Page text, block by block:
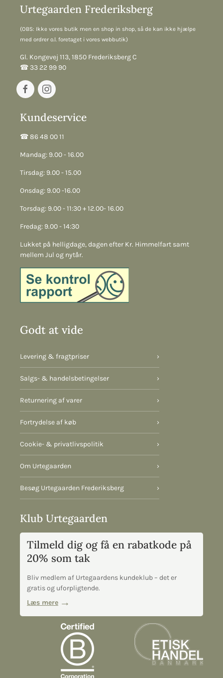
Urtegaarden Frederiksberg
(OBS: Ikke vores butik men en shop in shop, så de kan ikke hjælpe
med ordrer o.l. foretaget i vores webbutik)
Gl. Kongevej 113, 1850 Frederiksberg C
☎︎ 33 22 99 90
Kundeservice
☎︎ 86 48 00 11
Mandag: 9.00 - 16.00
Tirsdag: 9.00 - 15.00
Onsdag: 9.00 -16.00
Torsdag: 9.00 - 11:30 + 12.00- 16.00
Fredag: 9.00 - 14:30
Lukket på helligdage, dagen efter Kr. Himmelfart samt
mellem Jul og nytår.
Godt at vide
Levering & fragtpriser ›
Salgs- & handelsbetingelser ›
Returnering af varer ›
Fortrydelse af køb ›
Cookie- & privatlivspolitik ›
Om Urtegaarden ›
Besøg Urtegaarden Frederiksberg ›
Klub Urtegaarden
Tilmeld dig og få en rabatkode på
20% som tak
Bliv medlem af Urtegaardens kundeklub – det er
gratis og uforpligtende.
Læs mere